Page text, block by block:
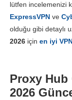
Kurulum ve
Güvenilirlik &
lütfen incelemenizi
ExpressVPN ve
olduğu gibi detaylı
2026 için en iyi
Proxy
2026